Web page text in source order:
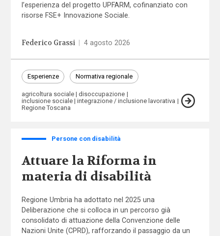
l’esperienza del progetto UPFARM, cofinanziato con
risorse FSE+ Innovazione Sociale.
Federico Grassi 4 agosto 2026
Esperienze Normativa regionale
agricoltura sociale
disoccupazione
inclusione sociale
integrazione / inclusione lavorativa
Regione Toscana
Persone con disabilità
Attuare la Riforma in
materia di disabilità
Regione Umbria ha adottato nel 2025 una
Deliberazione che si colloca in un percorso già
consolidato di attuazione della Convenzione delle
Nazioni Unite (CPRD), rafforzando il passaggio da un